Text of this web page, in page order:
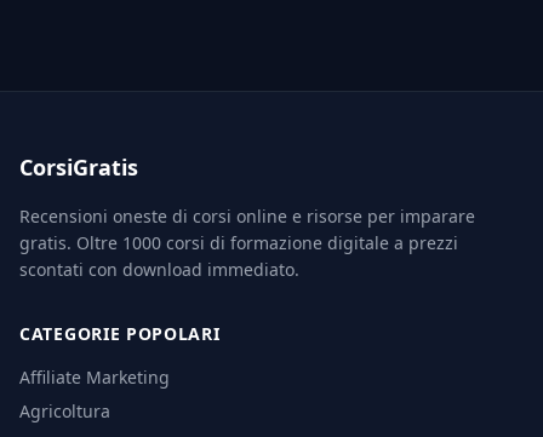
CorsiGratis
Recensioni oneste di corsi online e risorse per imparare
gratis. Oltre 1000 corsi di formazione digitale a prezzi
scontati con download immediato.
CATEGORIE POPOLARI
Affiliate Marketing
Agricoltura